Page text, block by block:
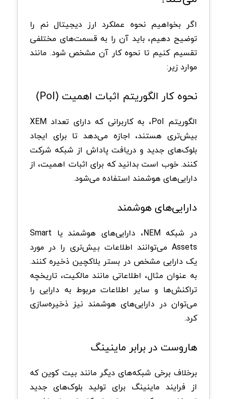
اگر بخواهیم نحوه عملکرد ارز دیجیتال نم را
توضیح دهیم، باید آن را به قسمت‌های مختلفی
تقسیم کنیم تا نحوه کار آن مشخص شود. مانند
موارد زیر:
نحوه کار الگوریتم اثبات اهمیت (PoI)
الگوریتم PoI، به کاربرانی که دارای تعداد XEM
بیش‌تری هستند، اجازه می‌دهد تا برای ایجاد
بلوک‌های جدید و دریافت پاداش از شبکه شرکت
کنند. خوب است بدانید که برای اثبات اهمیت، از
دارایی‌های هوشمند استفاده می‌شود.
دارایی‌های هوشمند
در شبکه NEM، دارایی‌های هوشمند یا Smart
Assets می‌توانند اطلاعات بیش‌تری را در مورد
یک دارایی مشخص در بستر بلاکچین ذخیره کنند.
به عنوان مثال، اطلاعاتی مانند مالکیت، تاریخچه
تراکنش‌ها و سایر اطلاعات مربوط به دارایی را
می‌توان در دارایی‌های هوشمند نیز ذخیره‌سازی
کرد.
هاروست در برابر ماینینگ
برخلاف برخی شبکه‌های دیگر مانند بیت کوین که
از فرایند ماینینگ برای تولید بلوک‌های جدید